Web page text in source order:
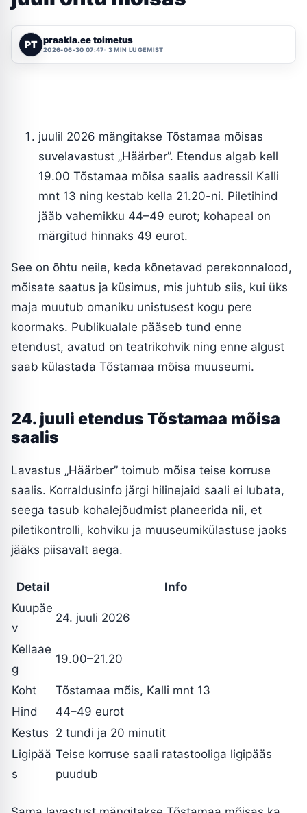
PT praakla.ee toimetus
2026-06-30 07:47 3 MIN LUGEMIST
juulil 2026 mängitakse Tõstamaa mõisas
suvelavastust „Häärber”. Etendus algab kell
19.00 Tõstamaa mõisa saalis aadressil Kalli
mnt 13 ning kestab kella 21.20-ni. Piletihind
jääb vahemikku 44–49 eurot; kohapeal on
märgitud hinnaks 49 eurot.
See on õhtu neile, keda kõnetavad perekonnalood,
mõisate saatus ja küsimus, mis juhtub siis, kui üks
maja muutub omaniku unistusest kogu pere
koormaks. Publikualale pääseb tund enne
etendust, avatud on teatrikohvik ning enne algust
saab külastada Tõstamaa mõisa muuseumi.
24. juuli etendus Tõstamaa mõisa
saalis
Lavastus „Häärber” toimub mõisa teise korruse
saalis. Korraldusinfo järgi hilinejaid saali ei lubata,
seega tasub kohalejõudmist planeerida nii, et
piletikontrolli, kohviku ja muuseumikülastuse jaoks
jääks piisavalt aega.
Detail
Info
Kuupäe
v
24. juuli 2026
Kellaae
g
19.00–21.20
Koht
Tõstamaa mõis, Kalli mnt 13
Hind
44–49 eurot
Kestus 2 tundi ja 20 minutit
Ligipää
s
Teise korruse saali ratastooliga ligipääs
puudub